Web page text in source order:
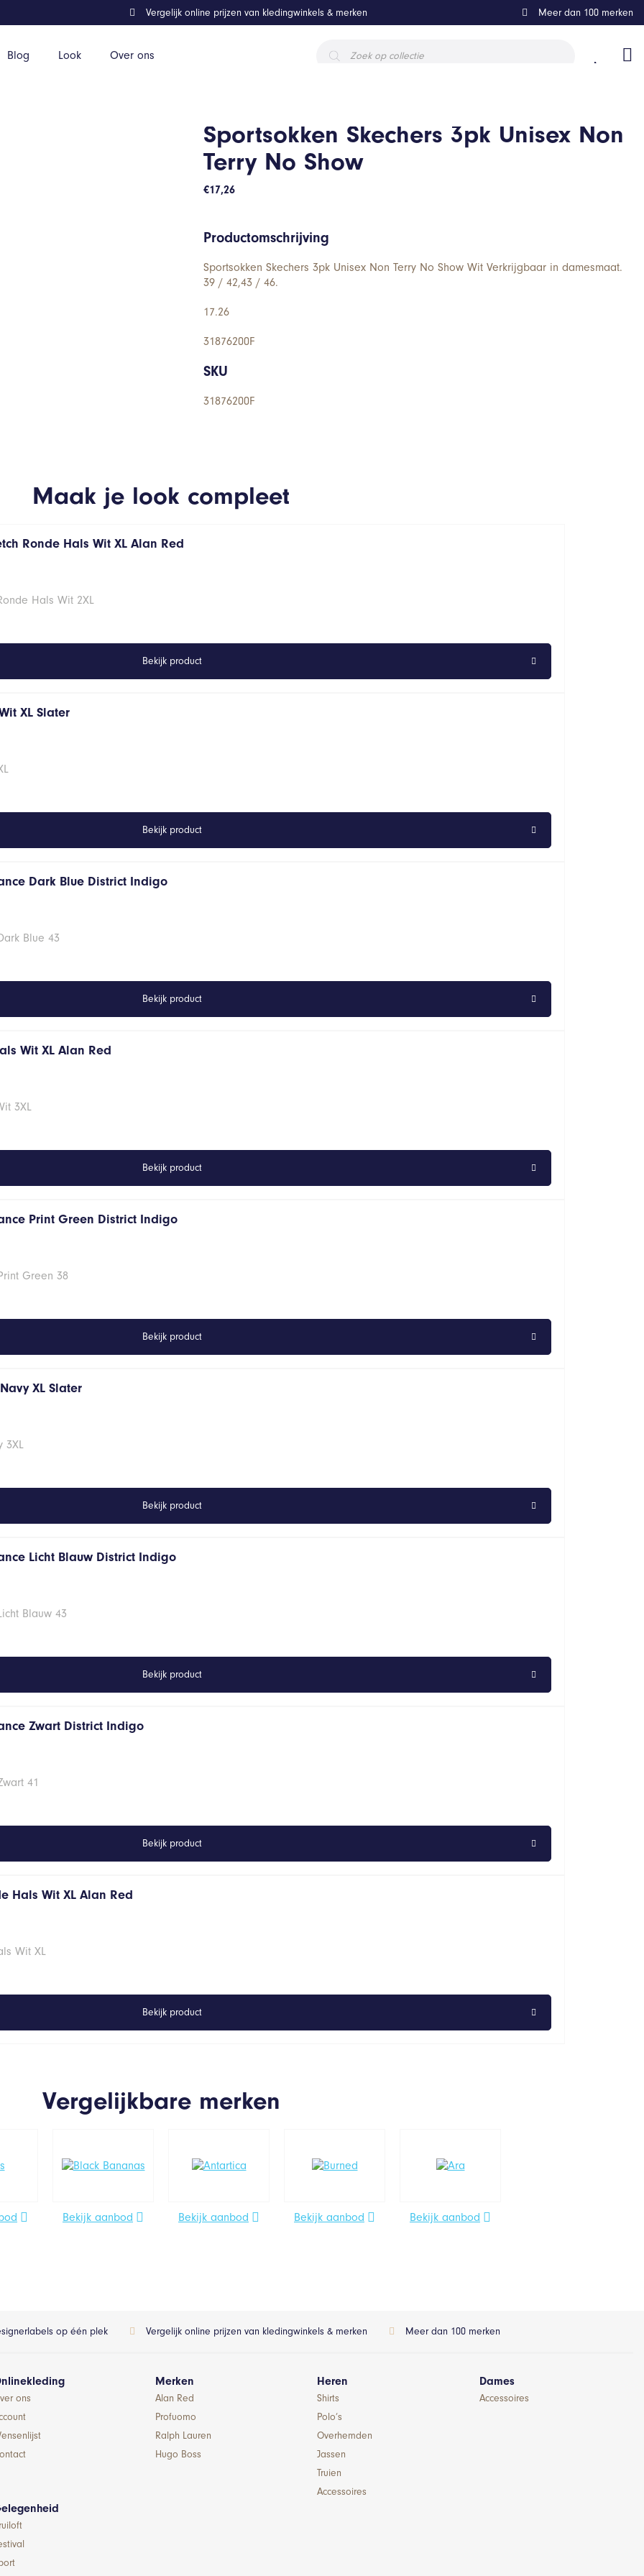
Blog Look Over ons
zoeken
Vergelijk online prijzen van kledingwinkels & merken Meer dan 100 merken
Sportsokken Skechers 3pk Unisex Non
Terry No Show
€17,26
Productomschrijving
Sportsokken Skechers 3pk Unisex Non Terry No Show Wit Verkrijgbaar in damesmaat.
39 / 42,43 / 46.
17.26
31876200F
SKU
31876200F
Maak je look compleet
Ronde Hals Wit XL Alan Red
Hals Wit 2XL
Bekijk product
XL Slater
Bekijk product
Dark Blue District Indigo
Blue 43
Bekijk product
Wit XL Alan Red
3XL
Bekijk product
Print Green District Indigo
Green 38
Bekijk product
XL Slater
3XL
Bekijk product
Licht Blauw District Indigo
Blauw 43
Bekijk product
Zwart District Indigo
41
Bekijk product
Hals Wit XL Alan Red
Wit XL
Bekijk product
Vergelijkbare merken
Bekijk aanbod Bekijk aanbod Bekijk aanbod Bekijk aanbod
op één plek Vergelijk online prijzen van kledingwinkels & merken Meer dan 100 merken
ons
Merken
Alan Red
Profuomo
Ralph Lauren
Hugo Boss
Heren
Shirts
Polo’s
Overhemden
Jassen
Truien
Accessoires
Dames
Accessoires